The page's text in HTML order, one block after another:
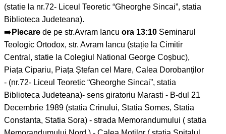
(statie la nr.72- Liceul Teoretic “Gheorghe Sincai”, statia
Biblioteca Judeteana).
➡️ Plecare de pe str.Avram Iancu ora 13:10 Seminarul
Teologic Ortodox, str. Avram Iancu (stație la Cimitir
Central, statie la Colegiul National George Coșbuc),
Piața Cipariu, Piața Ștefan cel Mare, Calea Dorobanților
- (nr.72- Liceul Teoretic “Gheorghe Sincai”, statia
Biblioteca Judeteana)- sens giratoriu Marasti - B-dul 21
Decembrie 1989 (statia Crinului, Statia Somes, Statia
Constanta, Statia Sora) - strada Memorandumului ( statia